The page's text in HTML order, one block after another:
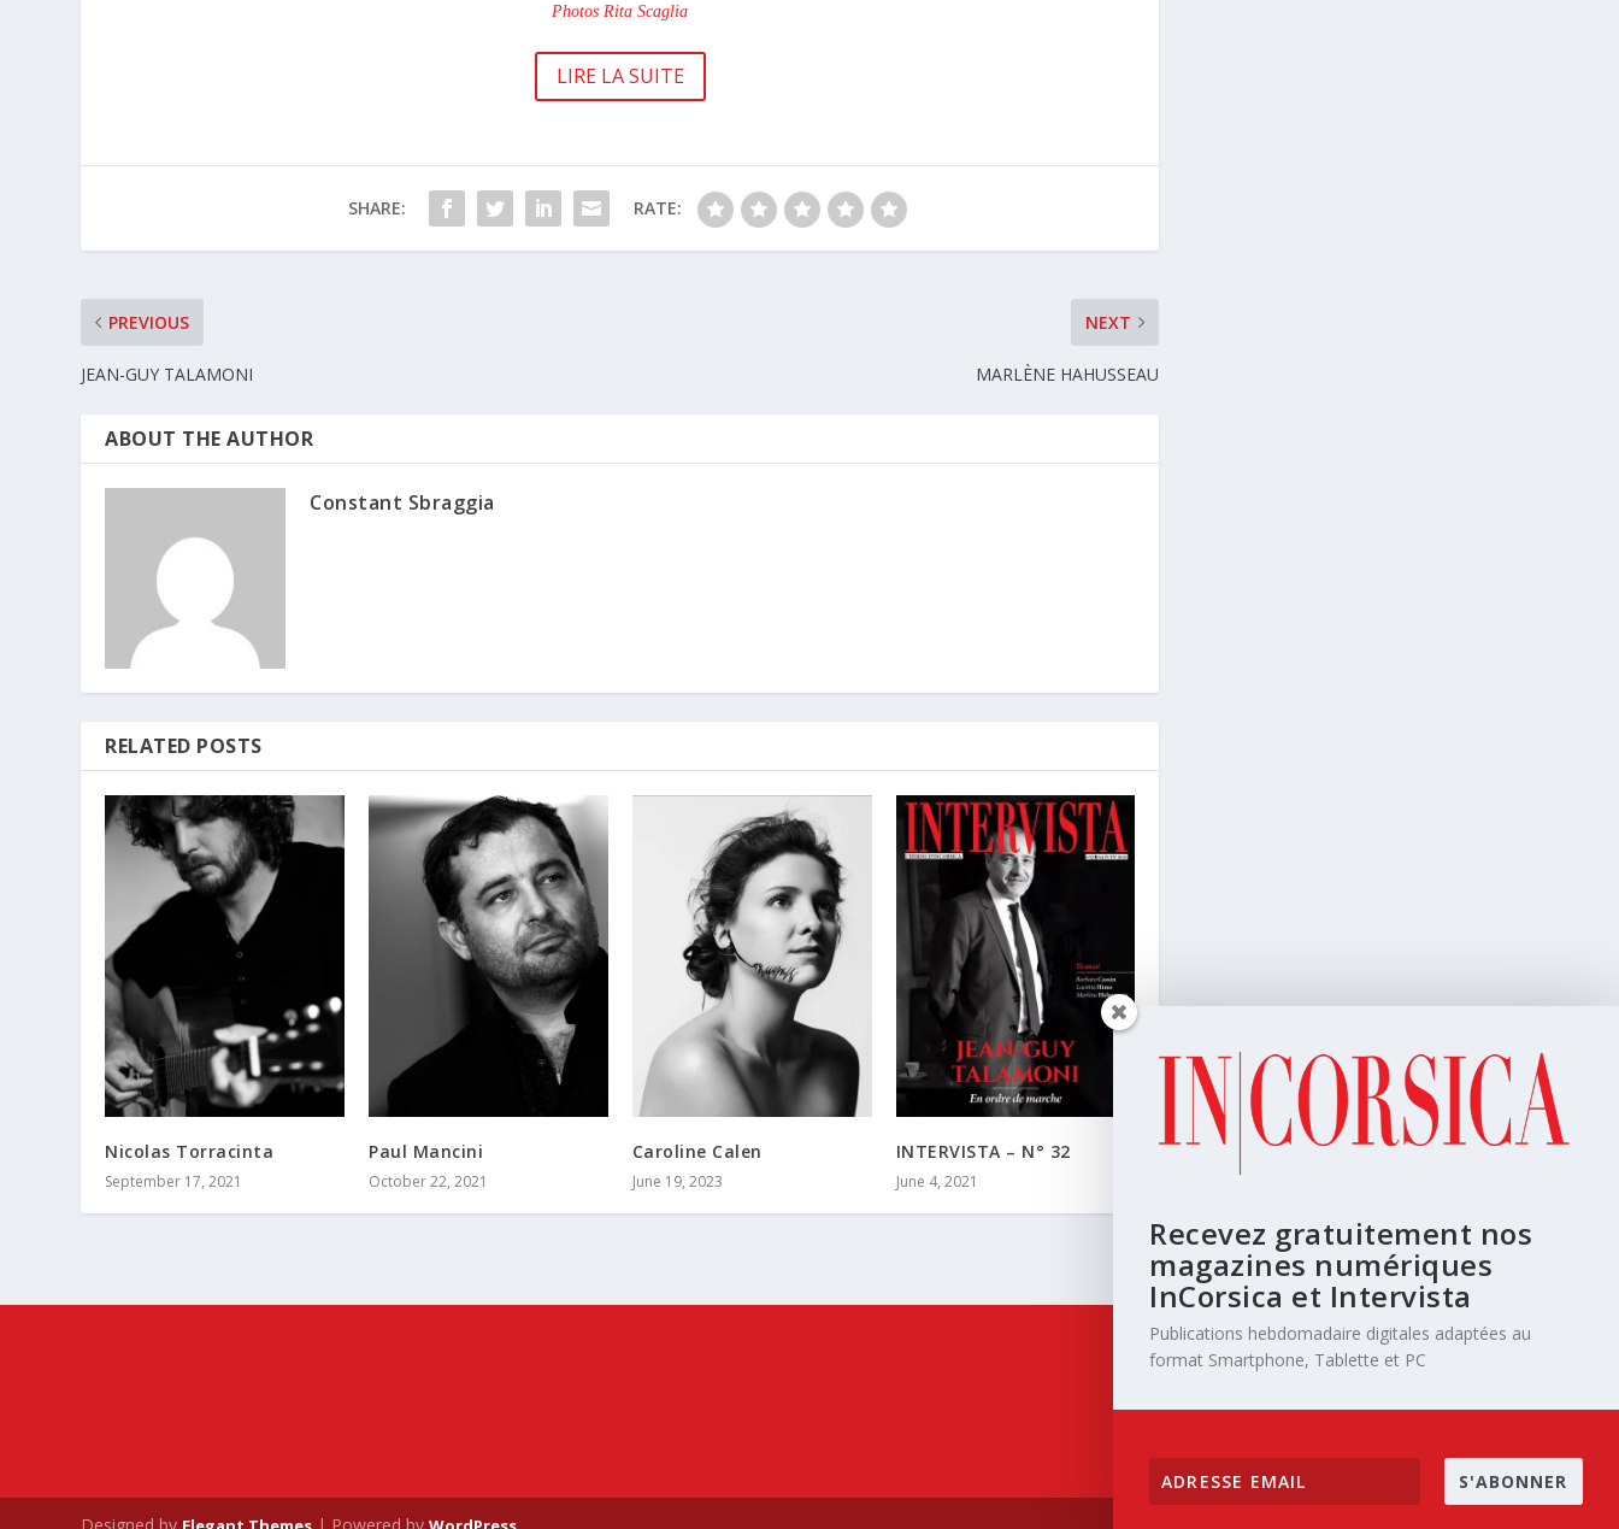
Photos Rita Scaglia
LIRE LA SUITE
SHARE: RATE:
PREVIOUS
JEAN-GUY TALAMONI
NEXT
MARLÈNE HAHUSSEAU
ABOUT THE AUTHOR
Constant Sbraggia
RELATED POSTS
Nicolas Torracinta
September 17, 2021
Paul Mancini
October 22, 2021
Caroline Calen
June 19, 2023
INTERVISTA – N° 32
June 4, 2021
Recevez gratuitement nos
magazines numériques
InCorsica et Intervista
Publications hebdomadaire digitales adaptées au
format Smartphone, Tablette et PC
S'ABONNER